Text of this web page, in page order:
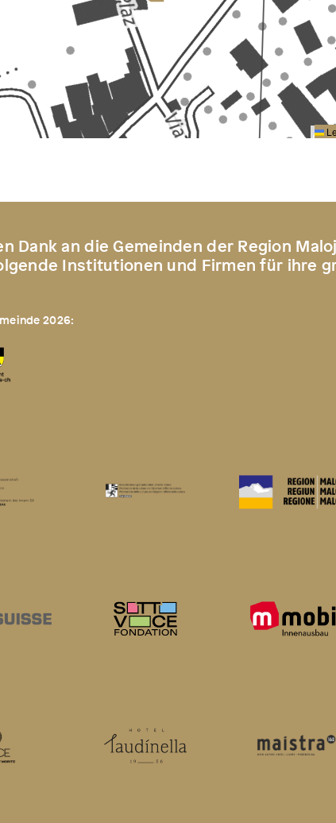
Dank an die Gemeinden der Region
Institutionen und Firmen für ihre
2026: